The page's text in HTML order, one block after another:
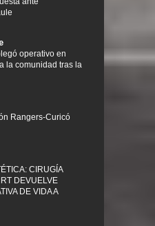
operativo en
la comunidad tras la
Rangers-Curicó
CIRUGÍA
DEVUELVE
DE VIDA A